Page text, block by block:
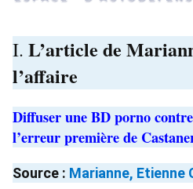
I. L’article de
l’affaire
Diffuser une BD porno
l’erreur première de
Source : Marianne, Etienne